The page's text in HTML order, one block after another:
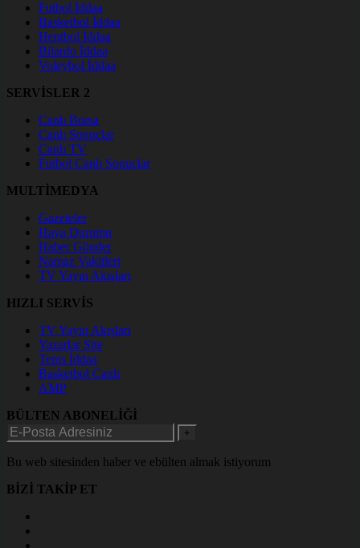
Futbol İddaa
Basketbol İddaa
Hentbol İddaa
Bilardo İddaa
Voleybol İddaa
SERVİSLER 2
Canlı Borsa
Canlı Sonuçlar
Canlı TV
Futbol Canlı Sonuçlar
MULTİMEDYA
Gazeteler
Hava Durumu
Haber Gönder
Namaz Vakitleri
TV Yayın Akışları
HIZLI SERVİS
TV Yayın Akışları
Yazarlar Site
Tenis İddaa
Basketbol Canlı
AMP
BÜLTEN ABONELİĞİ
+
Bu web sitesinden haber ve ebülten almak istiyorum
BİZİ TAKİP ET